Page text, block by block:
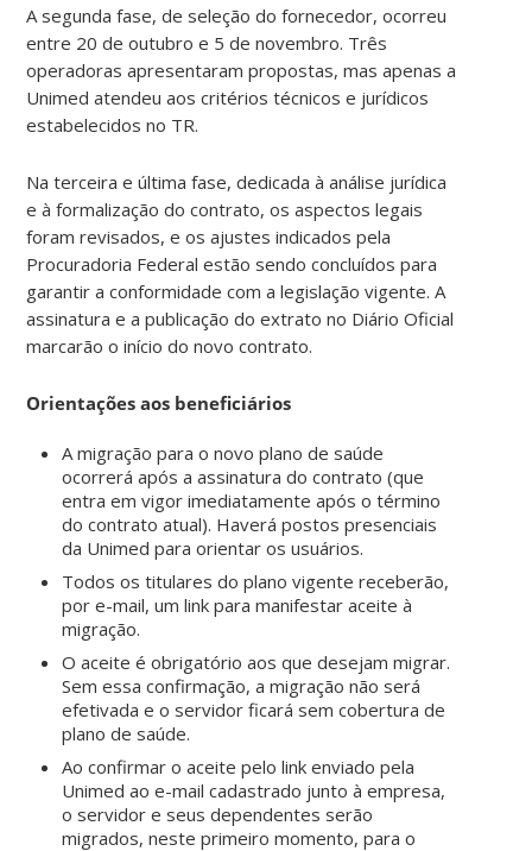
A segunda fase, de seleção do fornecedor, ocorreu
entre 20 de outubro e 5 de novembro. Três
operadoras apresentaram propostas, mas apenas a
Unimed atendeu aos critérios técnicos e jurídicos
estabelecidos no TR.
Na terceira e última fase, dedicada à análise jurídica
e à formalização do contrato, os aspectos legais
foram revisados, e os ajustes indicados pela
Procuradoria Federal estão sendo concluídos para
garantir a conformidade com a legislação vigente. A
assinatura e a publicação do extrato no Diário Oficial
marcarão o início do novo contrato.
Orientações aos beneficiários
A migração para o novo plano de saúde
ocorrerá após a assinatura do contrato (que
entra em vigor imediatamente após o término
do contrato atual). Haverá postos presenciais
da Unimed para orientar os usuários.
Todos os titulares do plano vigente receberão,
por e-mail, um link para manifestar aceite à
migração.
O aceite é obrigatório aos que desejam migrar.
Sem essa confirmação, a migração não será
efetivada e o servidor ficará sem cobertura de
plano de saúde.
Ao confirmar o aceite pelo link enviado pela
Unimed ao e-mail cadastrado junto à empresa,
o servidor e seus dependentes serão
migrados, neste primeiro momento, para o